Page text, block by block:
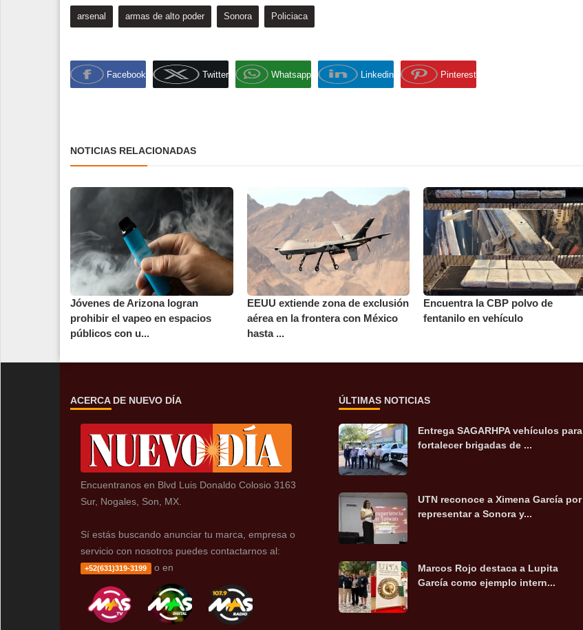
arsenal armas de alto poder Sonora Policiaca
Facebook Twitter Whatsapp Linkedin Pinterest
NOTICIAS RELACIONADAS
Jóvenes de Arizona logran
prohibir el vapeo en espacios
públicos con u...
EEUU extiende zona de exclusión
aérea en la frontera con México
hasta ...
Encuentra la CBP polvo de
fentanilo en vehículo
ACERCA DE NUEVO DÍA
Encuentranos en Blvd Luis Donaldo Colosio 3163
Sur, Nogales, Son, MX.
Sí estás buscando anunciar tu marca, empresa o
servicio con nosotros puedes contactarnos al:
+52(631)319-3199 o en
ÚLTIMAS NOTICIAS
Entrega SAGARHPA vehículos para
fortalecer brigadas de ...
UTN reconoce a Ximena García por
representar a Sonora y...
Marcos Rojo destaca a Lupita
García como ejemplo intern...